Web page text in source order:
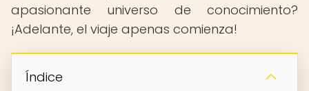
apasionante universo de conocimiento?
¡Adelante, el viaje apenas comienza!
Índice